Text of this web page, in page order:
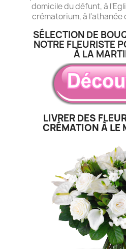
domicile du défunt, à
crématorium, à l'athanée
SÉLECTION DE
NOTRE FLEURISTE
À LA
LIVRER DES
CRÉMATION À